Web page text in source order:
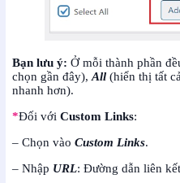
Bạn lưu ý: Ở mỗi thành phần
chọn gần đây), All (hiển thị tất
nhanh hơn).
*Đối với Custom Links:
– Chọn vào Custom Links.
– Nhập URL: Đường dẫn liên